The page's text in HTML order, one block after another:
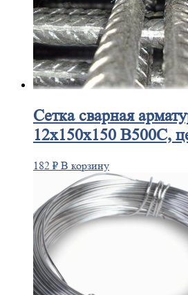
Сеткасварная
12х150х150 В500С,
182 ₽ В корзину